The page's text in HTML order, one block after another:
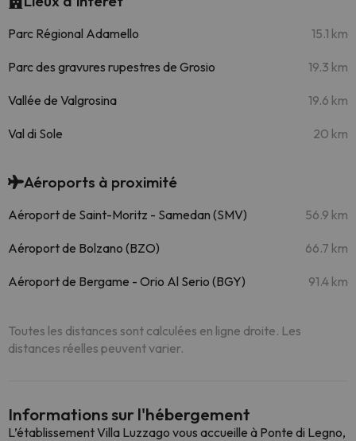
Parc Régional Adamello 15.1 km
Parc des gravures rupestres de Grosio 19.3 km
Vallée de Valgrosina 19.6 km
Val di Sole 20 km
Aéroports à proximité
Aéroport de Saint-Moritz - Samedan (SMV) 56.9 km
Aéroport de Bolzano (BZO) 66.7 km
Aéroport de Bergame - Orio Al Serio (BGY) 91.4 km
Toutes les distances sont calculées en ligne droite. Les
distances réelles peuvent varier.
Informations sur l'hébergement
L’établissement Villa Luzzago vous accueille à Ponte di Legno,